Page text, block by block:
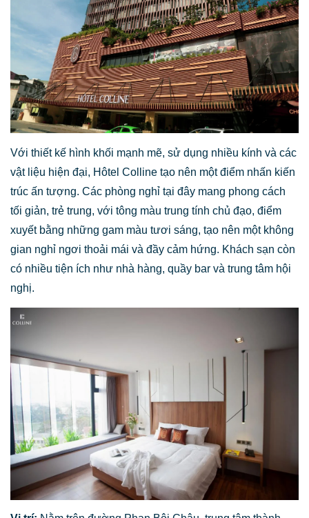
Với thiết kế hình khối mạnh mẽ, sử dụng nhiều kính và các
vật liệu hiện đại, Hôtel Colline tạo nên một điểm nhấn kiến
trúc ấn tượng. Các phòng nghỉ tại đây mang phong cách
tối giản, trẻ trung, với tông màu trung tính chủ đạo, điểm
xuyết bằng những gam màu tươi sáng, tạo nên một không
gian nghỉ ngơi thoải mái và đầy cảm hứng. Khách sạn còn
có nhiều tiện ích như nhà hàng, quầy bar và trung tâm hội
nghị.